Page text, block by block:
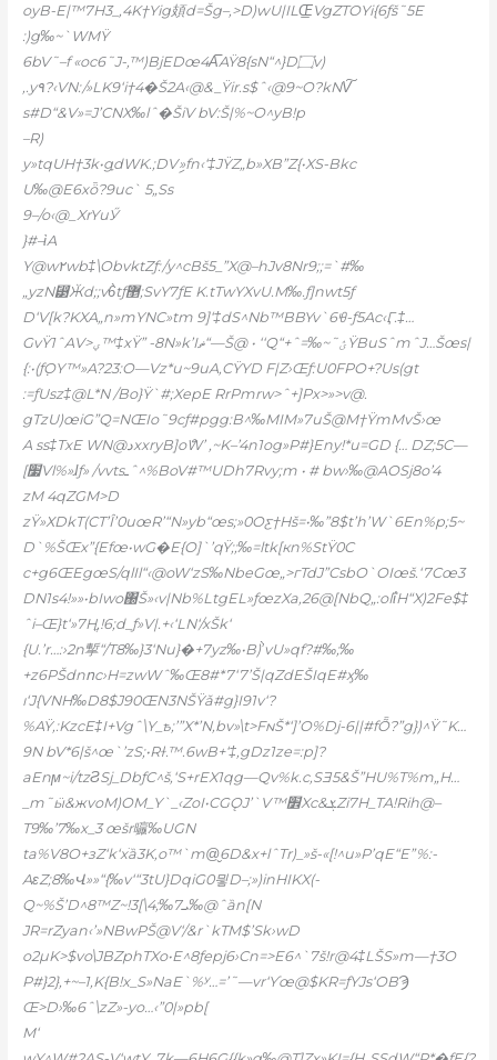
oyB-E|™7H3_‚4K†Yig頍d=Šg–,>D)ԝU|ILŒ̲VgZTOYi{6ƒš˜5E
:)g‰~`WMŸ
6bV˜–f «oc6˜J-,™)BjEDœ4A͞AŸ8{sN“^}D۝v)
‚.y٩?‹VN:/»LK9‘i†4�Š2A‹@&_Ÿir.s$ˆ‹@9~O?kNV͠
s#D“&V»=J’CNX‰lˆ�ŠiV bV:Š|%~O^yB!p
–R)
y»tqUH†3k•g֪dWK.;DVި»fn‹‘‡JŸZ„b»XB”Z{•XS-Bkc
U‰@E6xȫ?9uc` 5„Ss
9–/o‹@_XrYuӲ
}#–ὶA
Y@w٢wb‡\ObvktZƒ:/y^cBš5_”X@–hJv8Nr9;;=`#‰
„yzN⵳Ӂd;;v6̀tƒ޵;SvY7ƒE K.tTwYXvU.M‰.ƒ]nwt5ƒ
DʻV[k?KXA„n»mYNC»tm 9]‘‡dS^Nb™BBYv`6ꀺ-ƒ5Ac‹Ӷ.‡…
GvŸ1ˆAV>ؠ™‡xŸ” -8N»k’Iޡ“—Š@ • ‘‘Q“+ˆ=‰~˜ؽŸBuSˆmˆJ…Šœs|
{:•(ƒ݀OY™»A?23:O—Vz*u~9uA,CŸYD F|Z›Œƒ:U0FPO+?Us(gt
:=ƒUsz‡@L*N /Bo}Ÿ`#;XepE RrPmrw>ˆ+]Px>»>v@.
gTzU)œiG”Q=NŒIo˜9cƒ#pgg:B^‰MIM»7uŠ@M†ŸmMvŠ›œ
A ss‡TxE WN@دxxryB]oްW’ ‚~K–’4n1og»P#}Eny!*u=GD {… DZ;5C—
[׷Vl%»ɺƒ» /vvtsـˆ^%BoV#™UDh7Rvy;m • # bw›‰@AOSj8o’4
zM 4qZGM>D
zŸ»ХDkT(CT’Î’0uœR’“N»yb“œs;»0Oƹ†Hš=•‰”8$t’h’W`6En%p;5~
D`%ŠŒx”{Efœ•wG�E{O]`’qŸ;;‰=ltk[кn%StŸ0C
c+g6ŒEgœS/qlIl“‹@oW‘zS‰NbeGœ„>гTdJ”CsbO`OIœš.‘7Cœ3
DN1s4!»»•bIwo΀Š»‹v|Nb%LtgEL»ƒœzXa,26@[NbQ„:oIΐH“X)2Fe$‡
ˆi–Œ}t‘»7Hֳ,!6;d_ƒ»V|.+‹‘LN‘/xŠk‘
{U.’r…:›2n㨻“/T8‰}3‘Nu}�+7yz‰•B)’̀vU»qf?#‰;‰
+z6PŠdnոc›H=zwWˆ‰Œ8#*7‘7’Š|qZdEŠIqE#ӽ‰
ı‘J{VNH‰D8$J90ŒN3NŠŸǎ#g}I91v‘?
%AŸ,:KzcE‡I+Vgˆ\Y_ҍ;’”X*’N,bv»\t>FɴŠ*‘]’O%Dj-6||#fȬ?”g})^Ÿ˜K…
9N bV*6|š^œ`’zS;•Rɫ.™.6wB+‘‡,gDz1ze=:p]?
aEnϻ~i/tzϨSj_DbƒC^š,‘S+rEX1qg—Qv%k.c‚SƎ5&Š”HU%T%m„H…
_m˜ӹ&жvoM)OM_Y`_‹ZoI•CGǪJ’`V™׾Xc&ܮZi7H_TA!Rih@–
T9‰’7‰x_3 œšr㬯‰UGN
ta%V8O+зZ‘k‘xֹȁ3K,o™`m@̮6D&x+lˆTr)_»š-«[!^u»P’qE“E”%:-
AεZ;8‰Վ»»“{‰v‘“3tU}DqiG0믷D–;»)inHIKX(-
Q~%Š’D^8™Z~!3[\ܝ7‰;4‰@ˆȁn[N
JR=rZyan‹’»NBwPŠ@V‘/&r`kTM$’Sk›wD
o2µK>$vo\JBZphTXo•E^8ƒеpj6›Cn=>E6^`7š!r@4‡LŠS»m—†3O
P#}2}‚+~–1‚K{B!x_S»NaE`%ʸ…=’˜—vr‘Ƴœ@$KR=ƒYJs‘OBϠ
Œ>D›‰6ˆ\zZ»-yo…‹”0|»pb[
M‘